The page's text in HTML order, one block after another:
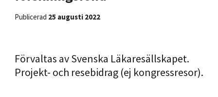
Publicerad 25 augusti 2022
Förvaltas av Svenska Läkaresällskapet.
Projekt- och resebidrag (ej kongressresor).